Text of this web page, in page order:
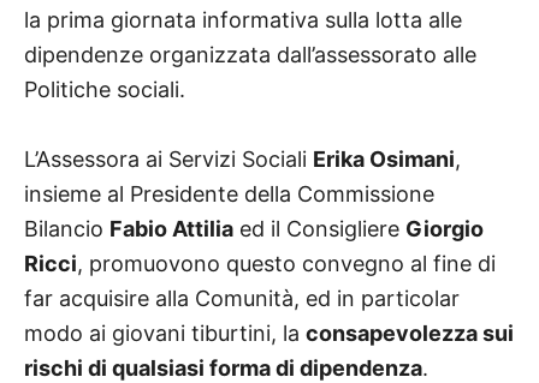
la prima giornata informativa sulla lotta alle
dipendenze organizzata dall’assessorato alle
Politiche sociali.
L’Assessora ai Servizi Sociali Erika Osimani,
insieme al Presidente della Commissione
Bilancio Fabio Attilia ed il Consigliere Giorgio
Ricci, promuovono questo convegno al fine di
far acquisire alla Comunità, ed in particolar
modo ai giovani tiburtini, la consapevolezza sui
rischi di qualsiasi forma di dipendenza.